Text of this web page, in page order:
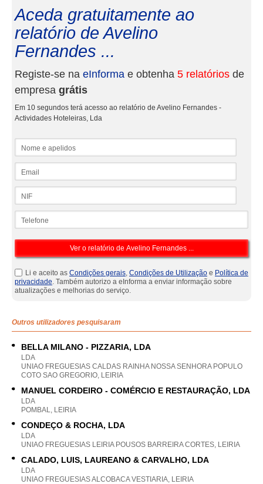
Aceda gratuitamente ao
relatório de Avelino
Fernandes ...
Registe-se na eInforma e obtenha 5 relatórios de
empresa grátis
Em 10 segundos terá acesso ao relatório de Avelino Fernandes -
Actividades Hoteleiras, Lda
Li e aceito as Condições gerais, Condições de Utilização e Política de
privacidade. Também autorizo a eInforma a enviar informação sobre
atualizações e melhorias do serviço.
Outros utilizadores pesquisaram
BELLA MILANO - PIZZARIA, LDA
LDA
UNIAO FREGUESIAS CALDAS RAINHA NOSSA SENHORA POPULO
COTO SAO GREGORIO, LEIRIA
MANUEL CORDEIRO - COMÉRCIO E RESTAURAÇÃO, LDA
LDA
POMBAL, LEIRIA
CONDEÇO & ROCHA, LDA
LDA
UNIAO FREGUESIAS LEIRIA POUSOS BARREIRA CORTES, LEIRIA
CALADO, LUIS, LAUREANO & CARVALHO, LDA
LDA
UNIAO FREGUESIAS ALCOBACA VESTIARIA, LEIRIA